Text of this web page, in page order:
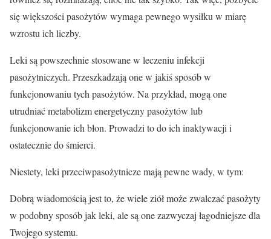
się większości pasożytów wymaga pewnego wysiłku w miarę
wzrostu ich liczby.
Leki są powszechnie stosowane w leczeniu infekcji
pasożytniczych. Przeszkadzają one w jakiś sposób w
funkcjonowaniu tych pasożytów. Na przykład, mogą one
utrudniać metabolizm energetyczny pasożytów lub
funkcjonowanie ich błon. Prowadzi to do ich inaktywacji i
ostatecznie do śmierci.
Niestety, leki przeciwpasożytnicze mają pewne wady, w tym:
Dobrą wiadomością jest to, że wiele ziół może zwalczać pasożyty
w podobny sposób jak leki, ale są one zazwyczaj łagodniejsze dla
Twojego systemu.